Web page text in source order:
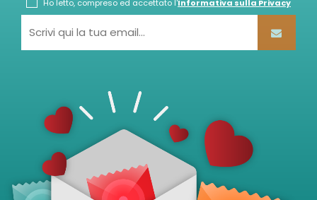
Ho letto, compreso ed accettato l'Informativa sulla Privacy